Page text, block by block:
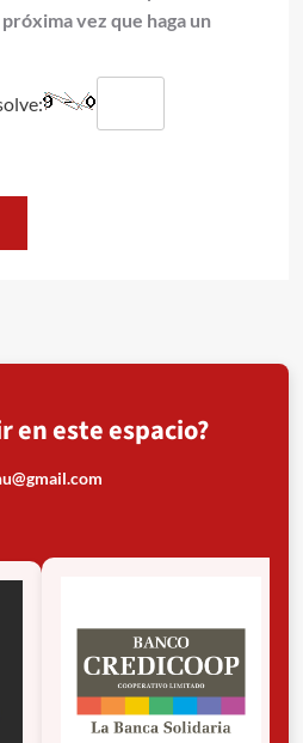
vez que haga un
en este espacio?